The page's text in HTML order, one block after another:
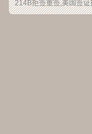
214B拒签重签,美国签